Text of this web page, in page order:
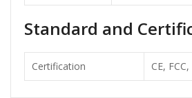
Standard and
Certification CE,